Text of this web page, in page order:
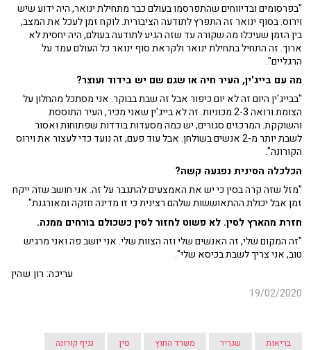
"בפרסומים ובדיווחים שהתפרסמו בעולם כבר מתחילת ינואר, היה ידוע שיש
וירוס. בסוף ינואר זה התפרץ לתודעה הציבורית. לוקח זמן לעכל את המצב,
בין הזמן שעיכלו מה שקורה עד שזה הגיע לתודעה בעולם, היה יחסית לא
ארוך. זה התחיל בתחילת ינואר ולקראת סוף ינואר כל העולם עמד על
הרגליים".
מה עם בייג'ין, העיר חיה או שגם שם יש בידוד ועוצר?
"בבייג'ין היום זה לא יום כיפור אבל זה שבת בבוקר. אני מסתכל מהחלון על
הצומת ורואה 2-3 מכוניות. זה לא בייג'ין שאני מכיר, העיר התוססת
והשוקקת. המרכזים סגורים, יש כמה מסעדות בודדות שפתוחות ואסור
לשבת יותר מ-2 אנשים בשולחן. אבל עוד פעם, זה נועד כדי לעצור את וירוס
הקורונה".
הכלכלה הסינית נפגעה קשה?
"מזל שזה קרה בסין כי יש את האמצעים להתגבר על זה. אני חושב שזה ייקח
זמן אבל יכולת ההתאוששות שלהם רצינית כי זו מדינה חזקה ומאורגנת".
חזרת מהארץ לסין. לא פשוט לחזור לסין כשכולם בורחים ממנה.
"זה המקום שלי, זה האנשים שלי וזה הצוות שלי. אני יושב פה ואני מרגיש
טוב, אני צריך לשבת בכיסא שלי".
עריכה: רון שהין
19/02/2020
בריאות שגריר משרד החוץ סין נגיף קורונה